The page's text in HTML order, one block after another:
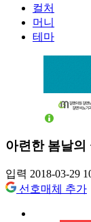
컬처
머니
테마
아련한 봄날의
입력 2018-03-29
선호매체 추가